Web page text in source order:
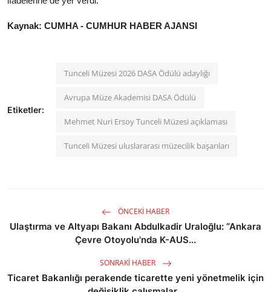
Kaynak: CUMHA - CUMHUR HABER AJANSI
Etiketler:
Tunceli Müzesi 2026 DASA Ödülü adaylığı
Avrupa Müze Akademisi DASA Ödülü
Mehmet Nuri Ersoy Tunceli Müzesi açıklaması
Tunceli Müzesi uluslararası müzecilik başarıları
ÖNCEKI HABER
Ulaştırma ve Altyapı Bakanı Abdulkadir Uraloğlu: “Ankara
Çevre Otoyolu'nda K-AUS...
SONRAKI HABER
Ticaret Bakanlığı perakende ticarette yeni yönetmelik için